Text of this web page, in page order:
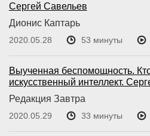
Сергей Савельев
Дионис Каптарь
2020.05.28 53 минуты
Выученная беспомощность.
искусственный интеллект.
Редакция Завтра
2020.05.29 33 минуты